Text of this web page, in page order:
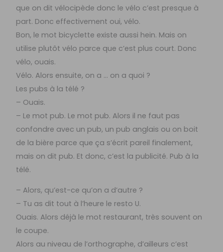
que on dit vélocipède donc le vélo c’est presque à
part. Donc effectivement oui, vélo.
Bon, le mot bicyclette existe aussi hein. Mais on
utilise plutôt vélo parce que c’est plus court. Donc
vélo, ouais.
Vélo. Alors ensuite, on a … on a quoi ?
Les pubs à la télé ?
– Ouais.
– Le mot pub. Le mot pub. Alors il ne faut pas
confondre avec un pub, un pub anglais ou on boit
de la bière parce que ça s’écrit pareil finalement,
mais on dit pub. Et donc, c’est la publicité. Pub à la
télé.
– Alors, qu’est-ce qu’on a d’autre ?
– Tu as dit tout à l’heure le resto U.
Ouais. Alors déjà le mot restaurant, très souvent on
le coupe.
Alors au niveau de l’orthographe, d’ailleurs c’est